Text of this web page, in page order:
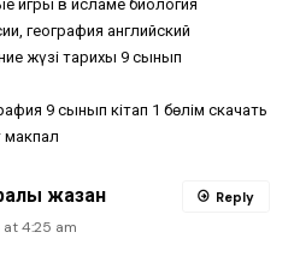
игры в исламе биология
география английский
жүзі тарихы 9 сынып
9 сынып кітап 1 бөлім скачать
макпал
жазған
4:25 am
Reply